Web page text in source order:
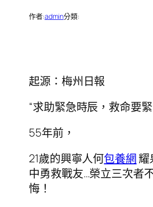
作者:admin分類:
起源：梅州日報
“求助緊急時辰，救命要
55年前，
21歲的興寧人何包養網耀
中勇救戰友…榮立三次者
悔！